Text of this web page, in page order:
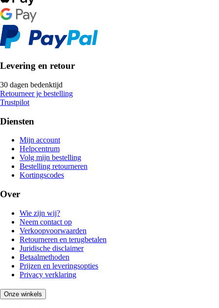
Levering en retour
30 dagen bedenktijd
Retourneer je bestelling
Trustpilot
Diensten
Mijn account
Helpcentrum
Volg mijn bestelling
Bestelling retourneren
Kortingscodes
Over
Wie zijn wij?
Neem contact op
Verkoopvoorwaarden
Retourneren en terugbetalen
Juridische disclaimer
Betaalmethoden
Prijzen en leveringsopties
Privacy verklaring
Onze winkels